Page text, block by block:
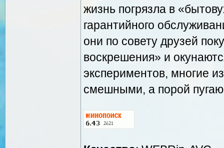
жизнь погрязла в
гарантийного
они по совету друзей
воскрешения» и
экспериментов, многие
смешными, а порой